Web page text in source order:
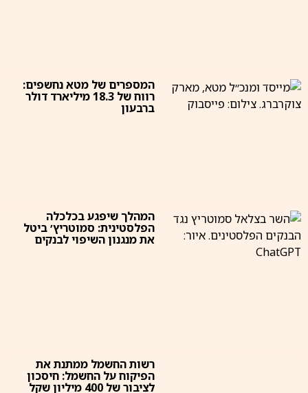
המספרים של מטא נחשפים:
רווח של 18.3 מיליארד דולר
ברבעון
המהלך שיפגע בכלכלה
הפלסטינית: סמוטריץ׳ ביטל
את מנגנון השיפוי לבנקים
רשות החשמל ממתנת את
הפיקוח על החשמל: חיסכון
לציבור של 400 מיליון שקל